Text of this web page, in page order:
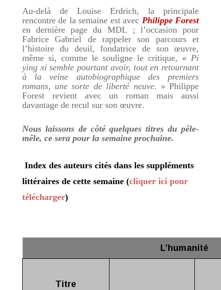
Au-delà de Louise Erdrich, la principale
rencontre de la semaine est avec Philippe Forest
en dernière page du MDL ; l’occasion pour
Fabrice Gabriel de rappeler son parcours et
l’histoire du deuil, fondatrice de son œuvre,
même si, comme le souligne le critique, «Pi
ying xi semble pourtant avoir, tout en retournant
à la veine autobiographique des premiers
romans, une sorte de liberté neuve. » Philippe
Forest revient avec un roman mais aussi
davantage de recul sur son œuvre.
Nous laissons de côté quelques titres du pêle-
mêle, ce sera pour la semaine prochaine.
Index des auteurs cités dans les suppléments
littéraires de cette semaine (cliquer ici pour
télécharger)
L’humanité
Titre